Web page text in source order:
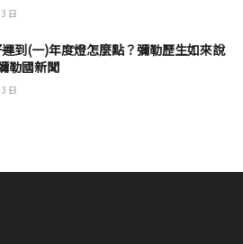
日
到(一)年度燈怎麼點？彌勒歷生如來說
勒國新聞
日